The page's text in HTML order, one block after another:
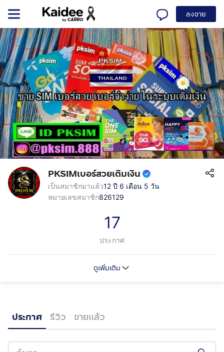
ลงขาย
PKSIMเบอร์สวยเติมเงิน
เป็นสมาชิกมาแล้ว12 ปี 6 เดือน 5 วัน
หมายเลขสมาชิก826129
17
ประกาศ
ดูเพิ่มเติม
ประกาศ รีวิว ขายแล้ว